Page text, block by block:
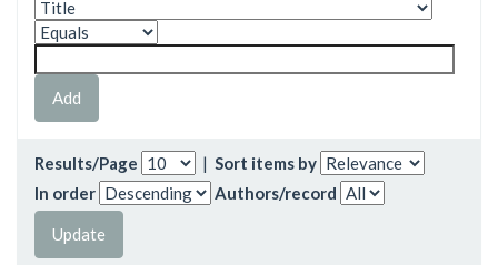
Results/Page | Sort items by
In order
Authors/record